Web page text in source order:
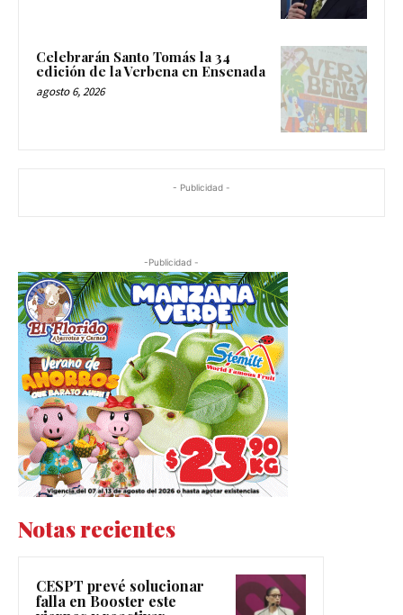
Celebrarán Santo Tomás la 34
edición de la Verbena en Ensenada
agosto 6, 2026
- Publicidad -
-Publicidad -
Notas recientes
CESPT prevé solucionar
falla en Booster este